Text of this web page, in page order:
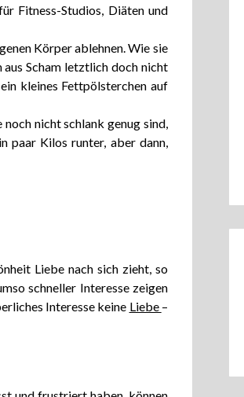
Fitness-Studios, Diäten und
Körper ablehnen. Wie sie
Scham letztlich doch nicht
kleines Fettpölsterchen auf
nicht schlank genug sind,
paar Kilos runter, aber dann,
Liebe nach sich zieht, so
schneller Interesse zeigen
Interesse keine Liebe –